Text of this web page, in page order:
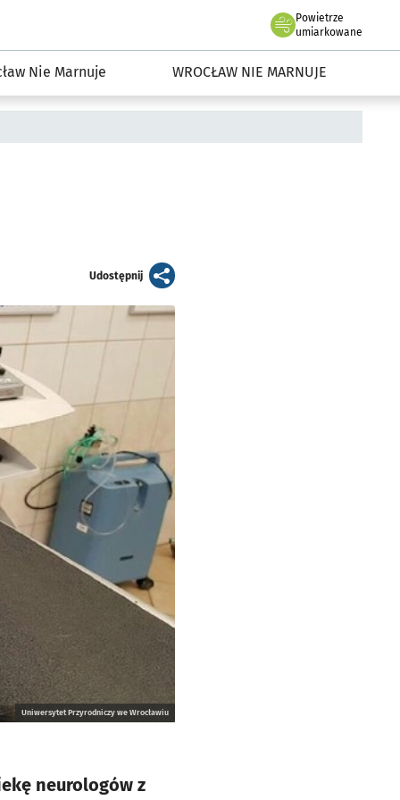
we Wrocławiu
Powietrze
we Wrocławiu
umiarkowane
Nie Marnuje WROCŁAW NIE MARNUJE
Udostępnijartykuł
Uniwersytet Przyrodniczy we Wrocławiu
neurologów z